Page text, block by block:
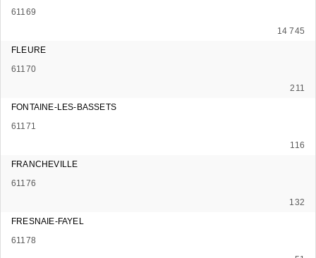
61169
14 745
FLEURE
61170
211
FONTAINE-LES-BASSETS
61171
116
FRANCHEVILLE
61176
132
FRESNAIE-FAYEL
61178